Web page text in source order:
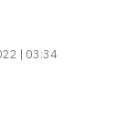
| 03:34